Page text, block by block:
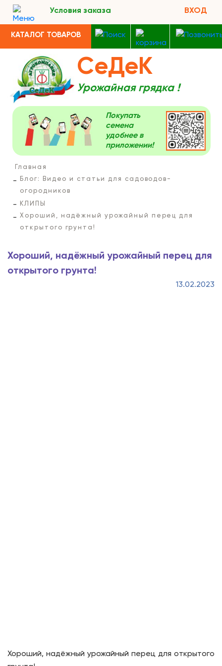
Условия заказа ВХОД
КАТАЛОГ ТОВАРОВ
СеДеК
Урожайная грядка !
Покупать
семена
удобнее в
приложении!
Главная
Блог: Видео и статьи для садоводов-
огородников
КЛИПЫ
Хороший, надёжный урожайный перец для
открытого грунта!
Хороший, надёжный урожайный перец для
открытого грунта!
13.02.2023
Хороший, надёжный урожайный перец для открытого